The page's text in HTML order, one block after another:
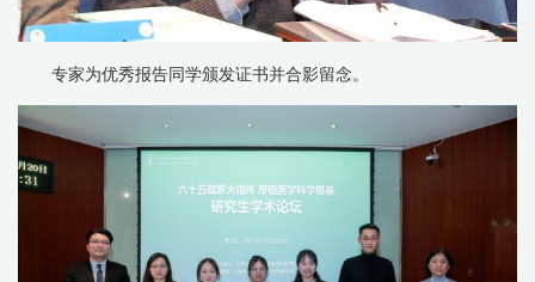
专家为优秀报告同学颁发证书并合影留念。